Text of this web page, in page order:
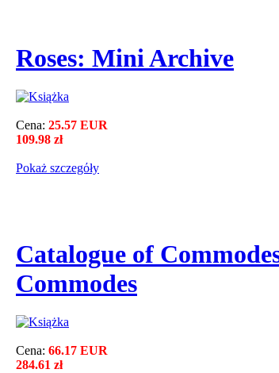
Roses: Mini Archive
Cena: 25.57 EUR
109.98 zł
Pokaż szczegόły
Catalogue of
Commodes
Cena: 66.17 EUR
284.61 zł